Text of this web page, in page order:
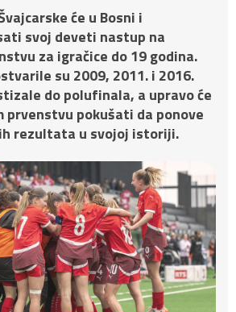
će u Bosni i
svoj deveti nastup na
za igračice do 19 godina.
su 2009, 2011. i 2016.
do polufinala, a upravo će
prvenstvu pokušati da ponove
rezultata u svojoj istoriji.